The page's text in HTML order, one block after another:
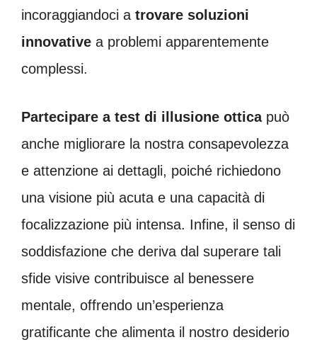
incoraggiandoci a trovare soluzioni
innovative a problemi apparentemente
complessi.
Partecipare a test di illusione otticapuò
anche migliorare la nostra consapevolezza
e attenzione ai dettagli, poiché richiedono
una visione più acuta e una capacità di
focalizzazione più intensa. Infine, il senso di
soddisfazione che deriva dal superare tali
sfide visive contribuisce al benessere
mentale, offrendo un’esperienza
gratificante che alimenta il nostro desiderio